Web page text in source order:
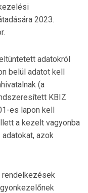
2023.
adatokról
belül adatot kell
(a
KBIZ
es lapon kell
a kezelt vagyonba
azok